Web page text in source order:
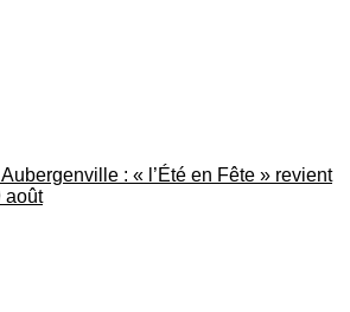
: « l’Été en Fête » revient
août